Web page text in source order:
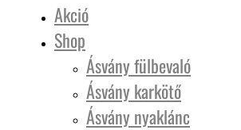
Akció
Shop
Ásvány fülbevaló
Ásvány karkötő
Ásvány nyaklánc